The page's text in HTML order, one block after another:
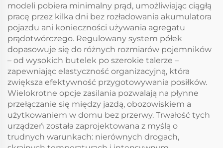
modeli pobiera minimalny prąd, umożliwiając ciągłą
pracę przez kilka dni bez rozładowania akumulatora
pojazdu ani konieczności używania agregatu
prądotwórczego. Regulowany system półek
dopasowuje się do różnych rozmiarów pojemników
– od wysokich butelek po szerokie talerze –
zapewniając elastyczność organizacyjną, która
zwiększa efektywność przygotowywania posiłków.
Wielokrotne opcje zasilania pozwalają na płynne
przełączanie się między jazdą, obozowiskiem a
użytkowaniem w domu bez przerwy. Trwałość tych
urządzeń została zaprojektowana z myślą o
trudnych warunkach: nierównych drogach,